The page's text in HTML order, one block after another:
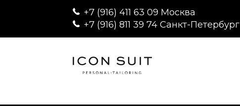
+7 (916) 411 63 09 Москва
+7 (916) 811 39 74 Санкт-Петербург